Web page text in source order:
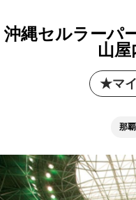
沖縄セルラーパ
山屋
マ
那覇